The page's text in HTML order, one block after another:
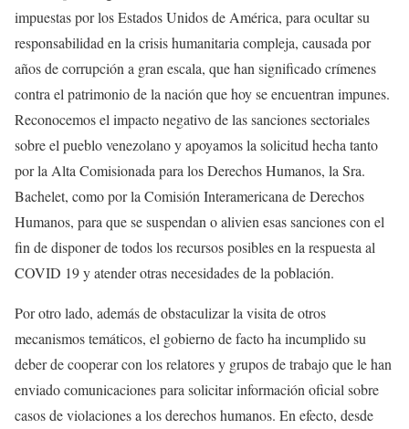
impuestas por los Estados Unidos de América, para ocultar su
responsabilidad en la crisis humanitaria compleja, causada por
años de corrupción a gran escala, que han significado crímenes
contra el patrimonio de la nación que hoy se encuentran impunes.
Reconocemos el impacto negativo de las sanciones sectoriales
sobre el pueblo venezolano y apoyamos la solicitud hecha tanto
por la Alta Comisionada para los Derechos Humanos, la Sra.
Bachelet, como por la Comisión Interamericana de Derechos
Humanos, para que se suspendan o alivien esas sanciones con el
fin de disponer de todos los recursos posibles en la respuesta al
COVID 19 y atender otras necesidades de la población.
Por otro lado, además de obstaculizar la visita de otros
mecanismos temáticos, el gobierno de facto ha incumplido su
deber de cooperar con los relatores y grupos de trabajo que le han
enviado comunicaciones para solicitar información oficial sobre
casos de violaciones a los derechos humanos. En efecto, desde